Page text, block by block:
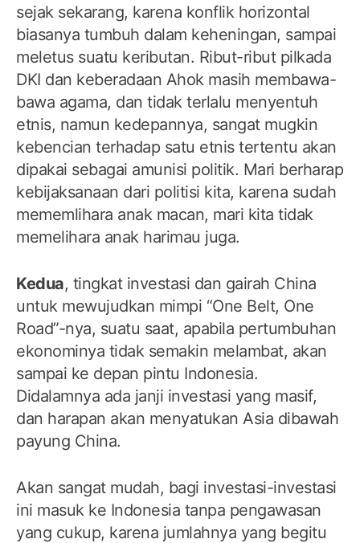
sejak sekarang, karena konflik horizontal
biasanya tumbuh dalam keheningan, sampai
meletus suatu keributan. Ribut-ribut pilkada
DKI dan keberadaan Ahok masih membawa-
bawa agama, dan tidak terlalu menyentuh
etnis, namun kedepannya, sangat mugkin
kebencian terhadap satu etnis tertentu akan
dipakai sebagai amunisi politik. Mari berharap
kebijaksanaan dari politisi kita, karena sudah
mememlihara anak macan, mari kita tidak
memelihara anak harimau juga.
Kedua, tingkat investasi dan gairah China
untuk mewujudkan mimpi “One Belt, One
Road”-nya, suatu saat, apabila pertumbuhan
ekonominya tidak semakin melambat, akan
sampai ke depan pintu Indonesia.
Didalamnya ada janji investasi yang masif,
dan harapan akan menyatukan Asia dibawah
payung China.
Akan sangat mudah, bagi investasi-investasi
ini masuk ke Indonesia tanpa pengawasan
yang cukup, karena jumlahnya yang begitu